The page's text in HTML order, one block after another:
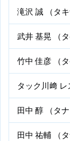
滝沢 誠 （タ
武井 基晃 （
竹中 佳彦 （
タック川﨑 レ
田中 醇 （タナ
田中 祐輔 （